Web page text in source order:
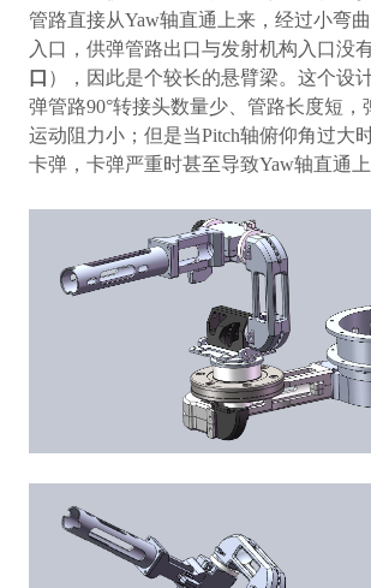
管路直接从Yaw轴直通上来，经过小弯
入口，供弹管路出口与发射机构入口没
口 ），因此是个较长的悬臂梁。这个设
弹管路90°转接头数量少、管路长度短，
运动阻力小；但是当Pitch轴俯仰角过大
卡弹，卡弹严重时甚至导致Yaw轴直通